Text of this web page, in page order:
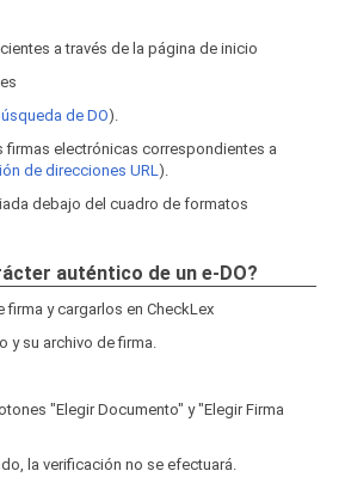
a través de la página de inicio
de DO).
firmas electrónicas correspondientes a
de direcciones URL).
debajo del cuadro de formatos
auténtico de un e-DO?
y cargarlos en CheckLex
y su archivo de firma.
"Elegir Documento" y "Elegir Firma
la verificación no se efectuará.